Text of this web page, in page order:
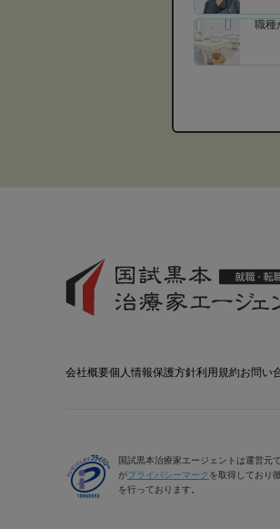
職種
会社概要個人情報保護方針利用規約お問い
国試黒本治療家エージェントは運営元
がプライバシーマーク を取得しており
を行っております。